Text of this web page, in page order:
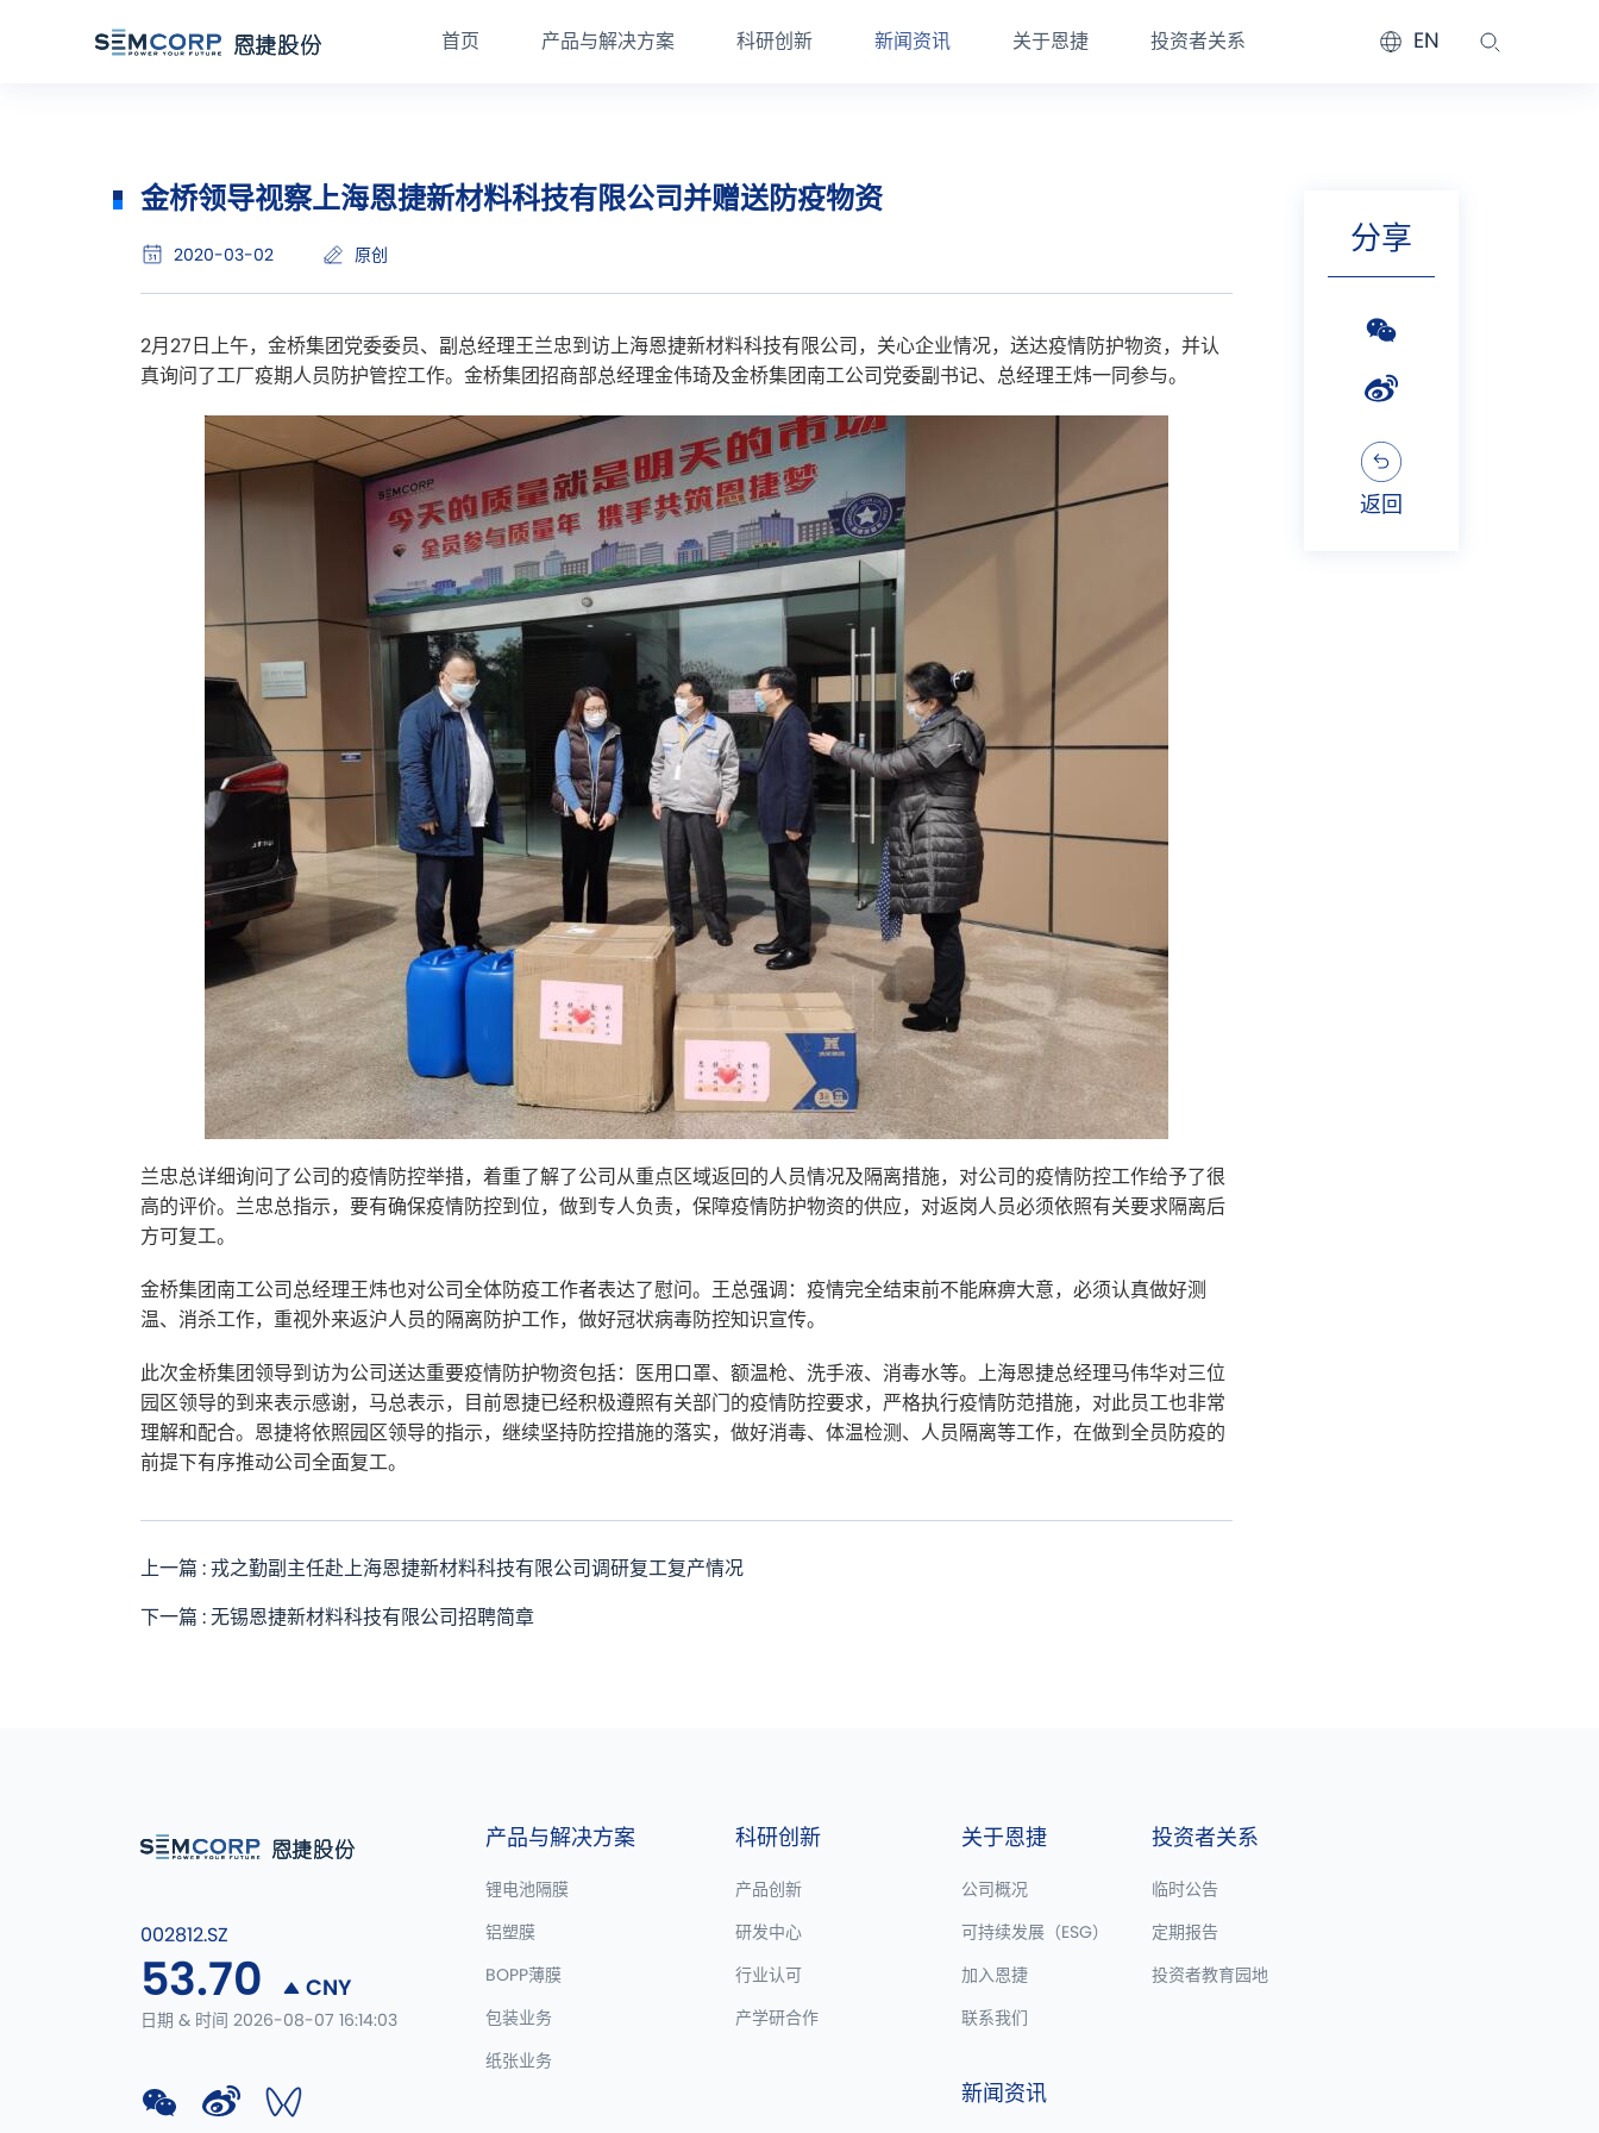
首页 产品与解决方案 科研创新 新闻资讯 关于恩捷 投资者关系 EN
金桥领导视察上海恩捷新材料科技有限公司并赠送防疫物资
2020-03-02 原创
2月27日上午，金桥集团党委委员、副总经理王兰忠到访上海恩捷新材料科技有限公司，关心企业情况，送达疫情防护物资，并认
真询问了工厂疫期人员防护管控工作。金桥集团招商部总经理金伟琦及金桥集团南工公司党委副书记、总经理王炜一同参与。
兰忠总详细询问了公司的疫情防控举措，着重了解了公司从重点区域返回的人员情况及隔离措施，对公司的疫情防控工作给予了很
高的评价。兰忠总指示，要有确保疫情防控到位，做到专人负责，保障疫情防护物资的供应，对返岗人员必须依照有关要求隔离后
方可复工。
金桥集团南工公司总经理王炜也对公司全体防疫工作者表达了慰问。王总强调：疫情完全结束前不能麻痹大意，必须认真做好测
温、消杀工作，重视外来返沪人员的隔离防护工作，做好冠状病毒防控知识宣传。
此次金桥集团领导到访为公司送达重要疫情防护物资包括：医用口罩、额温枪、洗手液、消毒水等。上海恩捷总经理马伟华对三位
园区领导的到来表示感谢，马总表示，目前恩捷已经积极遵照有关部门的疫情防控要求，严格执行疫情防范措施，对此员工也非常
理解和配合。恩捷将依照园区领导的指示，继续坚持防控措施的落实，做好消毒、体温检测、人员隔离等工作，在做到全员防疫的
前提下有序推动公司全面复工。
上一篇 : 戎之勤副主任赴上海恩捷新材料科技有限公司调研复工复产情况
下一篇 : 无锡恩捷新材料科技有限公司招聘简章
分享
返回
002812.SZ
53.70 CNY
日期 & 时间 2026-08-07 16:14:03
产品与解决方案
锂电池隔膜
铝塑膜
BOPP薄膜
包装业务
纸张业务
科研创新
产品创新
研发中心
行业认可
产学研合作
关于恩捷
公司概况
可持续发展（ESG）
加入恩捷
联系我们
新闻资讯
投资者关系
临时公告
定期报告
投资者教育园地